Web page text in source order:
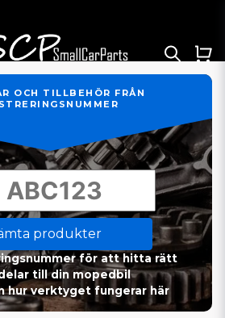
OCH TILLBEHÖR FRÅN
produkter
för att hitta rätt
till din mopedbil
hur verktyget fungerar här